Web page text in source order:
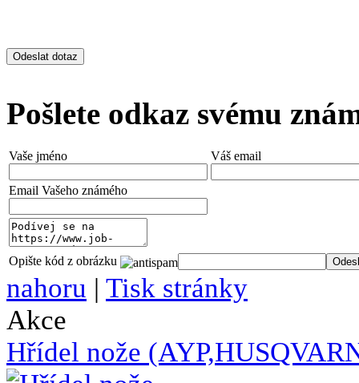
Pošlete odkaz svému
Vaše jméno Váš email
Email Vašeho známého
Opište kód z obrázku
nahoru | Tisk stránky
Akce
Hřídel nože